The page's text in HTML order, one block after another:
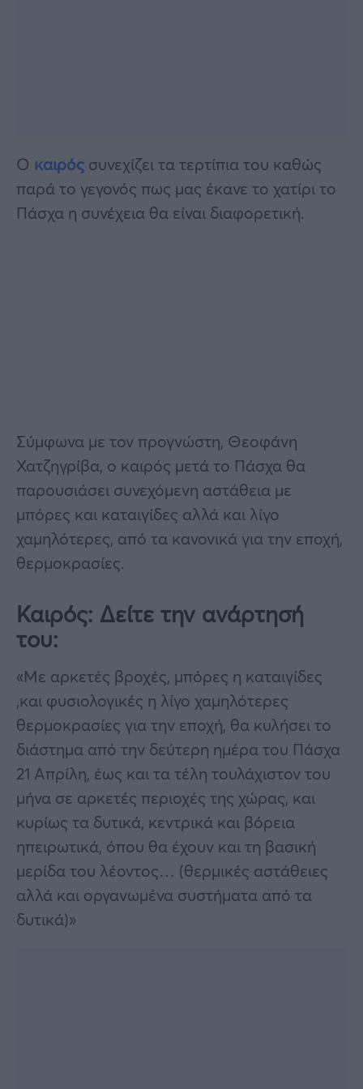
Ο καιρός συνεχίζει τα τερτίπια του καθώς
παρά το γεγονός πως μας έκανε το χατίρι το
Πάσχα η συνέχεια θα είναι διαφορετική.
Σύμφωνα με τον προγνώστη, Θεοφάνη
Χατζηγρίβα, ο καιρός μετά το Πάσχα θα
παρουσιάσει συνεχόμενη αστάθεια με
μπόρες και καταιγίδες αλλά και λίγο
χαμηλότερες, από τα κανονικά για την εποχή,
θερμοκρασίες.
Καιρός: Δείτε την ανάρτησή
του:
«Με αρκετές βροχές, μπόρες η καταιγίδες
,και φυσιολογικές η λίγο χαμηλότερες
θερμοκρασίες για την εποχή, θα κυλήσει το
διάστημα από την δεύτερη ημέρα του Πάσχα
21 Απρίλη, έως και τα τέλη τουλάχιστον του
μήνα σε αρκετές περιοχές της χώρας, και
κυρίως τα δυτικά, κεντρικά και βόρεια
ηπειρωτικά, όπου θα έχουν και τη βασική
μερίδα του λέοντος… (θερμικές αστάθειες
αλλά και οργανωμένα συστήματα από τα
δυτικά)»